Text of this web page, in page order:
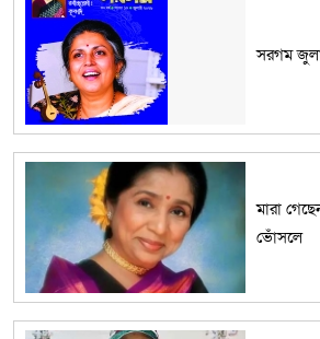
সরগম
মারা
ভোঁসলে